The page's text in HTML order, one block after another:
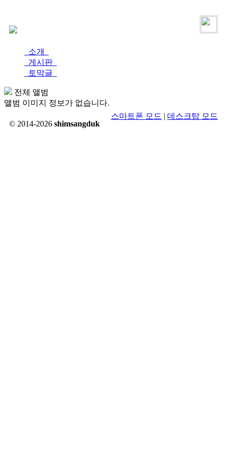
소개
게시판
토막글
전체 앨범
앨범 이미지 정보가 없습니다.
© 2014-2026 shimsangduk
스마트폰 모드 | 데스크탑 모드